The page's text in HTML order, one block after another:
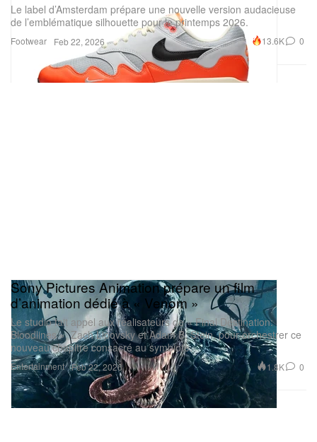
Footwear
Le label d’Amsterdam prépare une nouvelle version audacieuse
de l’emblématique silhouette pour le printemps 2026.
Feb 22, 2026 13.6K 0
Entertainment
Sony Pictures Animation prépare un film
d’animation dédié à « Venom »
Le studio fait appel aux réalisateurs de « Final Destination:
Bloodlines », Zach Lipovsky et Adam B. Stein, pour orchestrer ce
nouveau chapitre consacré au symbiote.
Feb 22, 2026 1.8K 0